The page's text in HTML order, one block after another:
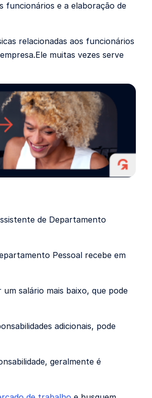
funcionários e a elaboração de
relacionadas aos funcionários
muitas vezes serve
de Departamento
Pessoal recebe em
salário mais baixo, que pode
adicionais, pode
geralmente é